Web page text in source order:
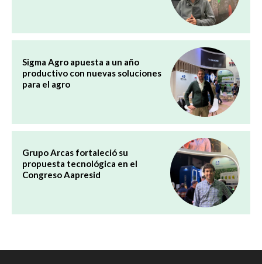
Sigma Agro apuesta a un año
productivo con nuevas soluciones
para el agro
Grupo Arcas fortaleció su
propuesta tecnológica en el
Congreso Aapresid